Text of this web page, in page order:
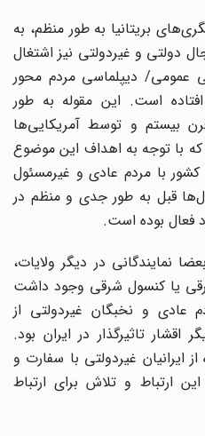
بریتانیا به طور منظم، به
دولتی و غیردولتی نیز اشتغال
عمومی/ دیپلماسی مردم محور
است. این مقوله به طور
اوایل دهه 1960 قرن بیستم و توسط آمریکایی‌ها
با توجه به اهداف این موضوع
با مردم عادی و غیرمسئول
قبل به طور جدی و منظم در
فعال بوده است.
نمایندگانی در دیگر ولایات،
یا کنسول شرقی وجود داشت
و نخبگان غیردولتی از
تاثیرگذار در ایران بود.
ایرانیان غیردولتی با سفارت و
ارتباط و تلاش برای ارتباط